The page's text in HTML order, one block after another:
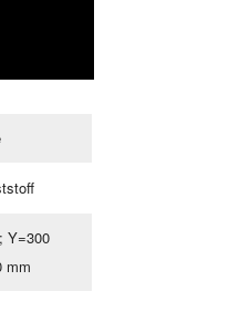
Y=300
mm